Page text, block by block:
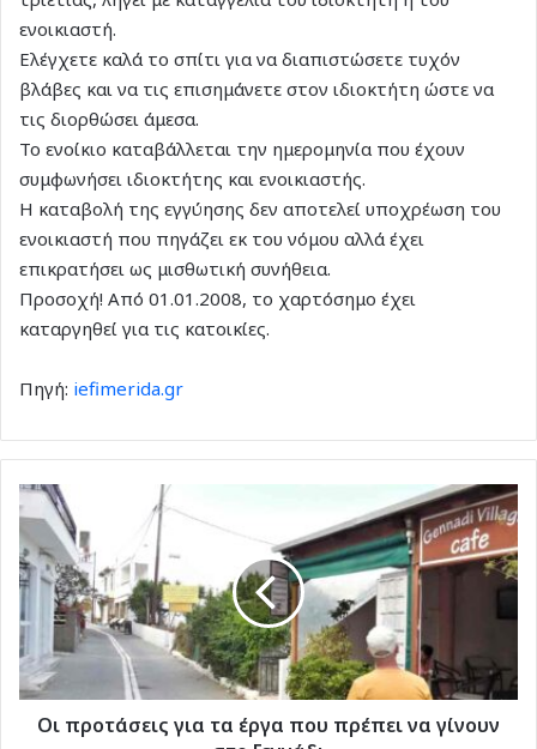
ενοικιαστή.
Ελέγχετε καλά το σπίτι για να διαπιστώσετε τυχόν
βλάβες και να τις επισημάνετε στον ιδιοκτήτη ώστε να
τις διορθώσει άμεσα.
Το ενοίκιο καταβάλλεται την ημερομηνία που έχουν
συμφωνήσει ιδιοκτήτης και ενοικιαστής.
Η καταβολή της εγγύησης δεν αποτελεί υποχρέωση του
ενοικιαστή που πηγάζει εκ του νόμου αλλά έχει
επικρατήσει ως μισθωτική συνήθεια.
Προσοχή! Από 01.01.2008, το χαρτόσημο έχει
καταργηθεί για τις κατοικίες.
Πηγή: iefimerida.gr
Οι
προτάσεις
για
τα
έργα
που
πρέπει
να
γίνουν
στοΟι προτάσεις για τα έργα που πρέπει να γίνουν